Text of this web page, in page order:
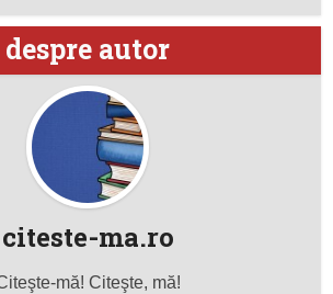
despre autor
citeste-ma.ro
mă! Citeşte, mă!